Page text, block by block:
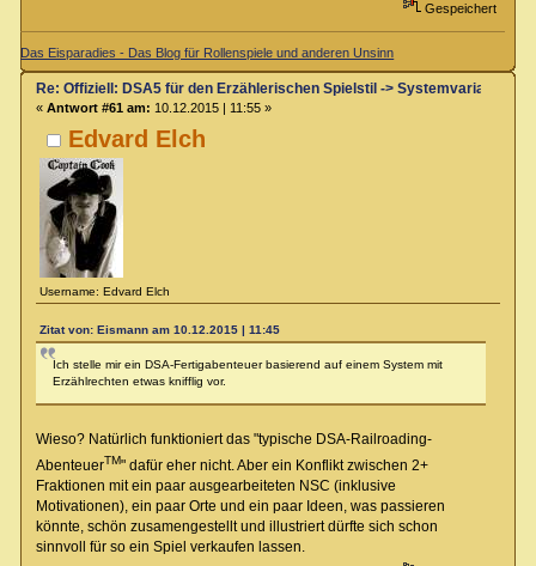
Gespeichert
Das Eisparadies - Das Blog für Rollenspiele und anderen Unsinn
Edvard Elch
Username: Edvard Elch
Re: Offiziell: DSA5 für den Erzählerischen Spielstil -> Systemvariante im
« Antwort #61 am: 10.12.2015 | 11:55 »
Zitat von: Eismann am 10.12.2015 | 11:45
Ich stelle mir ein DSA-Fertigabenteuer basierend auf einem System mit
Erzählrechten etwas knifflig vor.
Wieso? Natürlich funktioniert das "typische DSA-Railroading-
AbenteuerTM" dafür eher nicht. Aber ein Konflikt zwischen 2+
Fraktionen mit ein paar ausgearbeiteten NSC (inklusive
Motivationen), ein paar Orte und ein paar Ideen, was passieren
könnte, schön zusamengestellt und illustriert dürfte sich schon
sinnvoll für so ein Spiel verkaufen lassen.